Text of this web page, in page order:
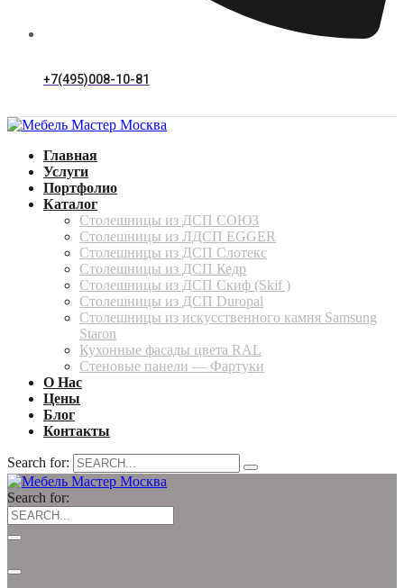
+7(495)008-10-81
Главная
Услуги
Портфолио
Каталог
Столешницы из ДСП СОЮЗ
Столешницы из ЛДСП EGGER
Столешницы из ДСП Слотекс
Столешницы из ДСП Кедр
Столешницы из ДСП Скиф (Skif )
Столешницы из ДСП Duropal
Столешницы из искусственного камня Samsung
Staron
Кухонные фасады цвета RAL
Стеновые панели — Фартуки
О Нас
Цены
Блог
Контакты
Search for:
Search for: